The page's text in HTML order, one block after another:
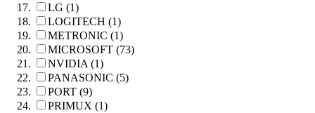
LG (1)
LOGITECH (1)
METRONIC (1)
MICROSOFT (73)
NVIDIA (1)
PANASONIC (5)
PORT (9)
PRIMUX (1)